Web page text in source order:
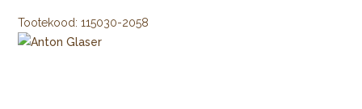
Tootekood: 115030-2058